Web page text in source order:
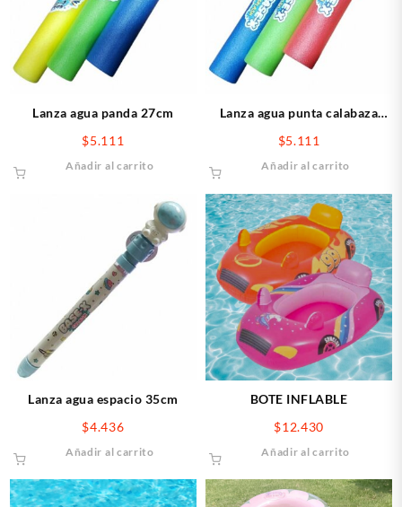
Lanza agua panda 27cm
$5.111
Añadir al carrito
Lanza agua punta calabaza
$5.111
Añadir al carrito
Lanza agua espacio 35cm
$4.436
Añadir al carrito
BOTE INFLABLE
$12.430
Añadir al carrito